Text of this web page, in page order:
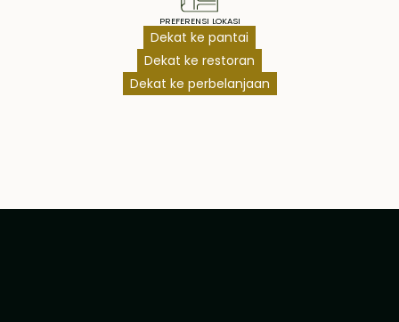
PREFERENSI LOKASI
Dekat ke pantai
Dekat ke restoran
Dekat ke perbelanjaan